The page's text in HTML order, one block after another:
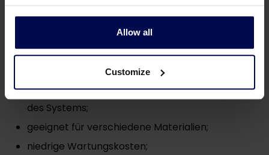
Allow all
Customize
Technische Angaben von der
Dosiertrichter
kontinuierliche und gleichmäßige Materialzufuhr
des Systems;
geeignet für verschiedene Materialien;
niedrige Wartungskosten;